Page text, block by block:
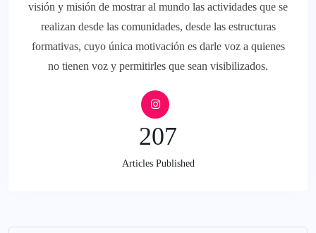
visión y misión de mostrar al mundo las actividades que se
realizan desde las comunidades, desde las estructuras
formativas, cuyo única motivación es darle voz a quienes
no tienen voz y permitirles que sean visibilizados.
207
Articles Published